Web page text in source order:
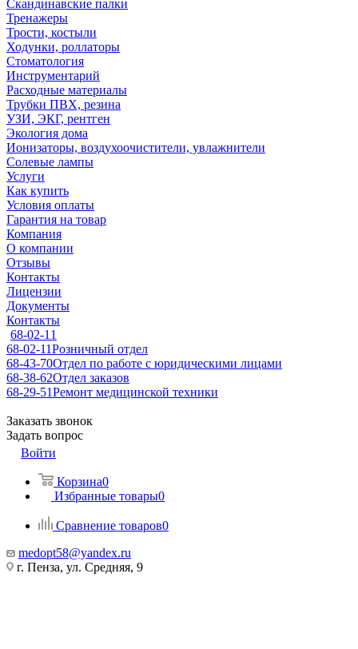
Скандинавские палки
Тренажеры
Трости, костыли
Ходунки, роллаторы
Стоматология
Инструментарий
Расходные материалы
Трубки ПВХ, резина
УЗИ, ЭКГ, рентген
Экология дома
Ионизаторы, воздухоочистители, увлажнители
Солевые лампы
Услуги
Как купить
Условия оплаты
Гарантия на товар
Компания
О компании
Отзывы
Контакты
Лицензии
Документы
Контакты
68-02-11
68-02-11Розничный отдел
68-43-70Отдел по работе с юридическими лицами
68-38-62Отдел заказов
68-29-51Ремонт медицинской техники
Заказать звонок
Задать вопрос
Войти
Корзина0
Избранные товары0
Сравнение товаров0
medopt58@yandex.ru
г. Пенза, ул. Средняя, 9